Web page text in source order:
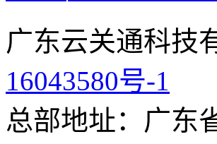
广东云关通科技
16043580号-1
总部地址：广东